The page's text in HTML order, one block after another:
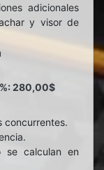
adicionales
y visor de
280,00$
concurrentes.
se calculan en